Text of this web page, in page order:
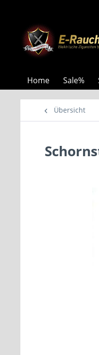
Home Sale%
Übersicht